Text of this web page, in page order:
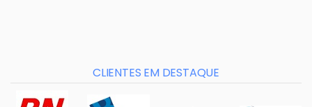
CLIENTES EM DESTAQUE